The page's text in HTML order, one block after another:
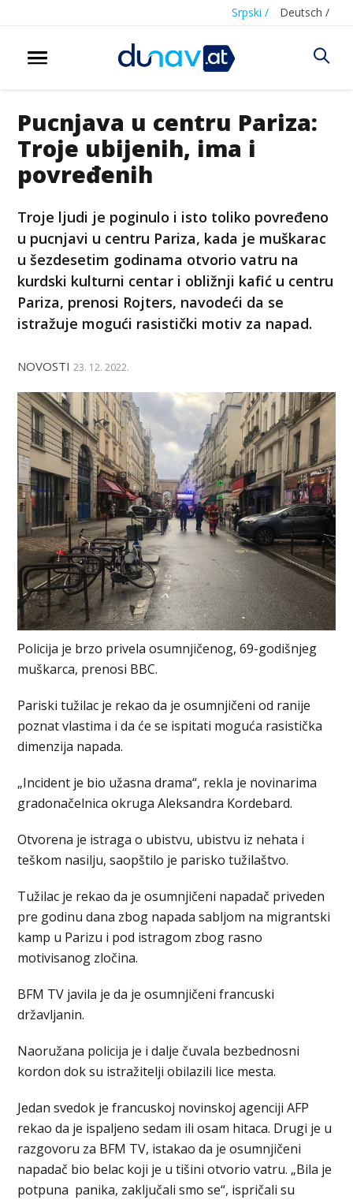
Srpski / Deutsch /
Pucnjava u centru Pariza:
Troje ubijenih, ima i
povređenih
Troje ljudi je poginulo i isto toliko povređeno
u pucnjavi u centru Pariza, kada je muškarac
u šezdesetim godinama otvorio vatru na
kurdski kulturni centar i obližnji kafić u centru
Pariza, prenosi Rojters, navodeći da se
istražuje mogući rasistički motiv za napad.
NOVOSTI 23. 12. 2022.
Policija je brzo privela osumnjičenog, 69-godišnjeg
muškarca, prenosi BBC.
Pariski tužilac je rekao da je osumnjičeni od ranije
poznat vlastima i da će se ispitati moguća rasistička
dimenzija napada.
„Incident je bio užasna drama“, rekla je novinarima
gradonačelnica okruga Aleksandra Kordebard.
Otvorena je istraga o ubistvu, ubistvu iz nehata i
teškom nasilju, saopštilo je parisko tužilaštvo.
Tužilac je rekao da je osumnjičeni napadač priveden
pre godinu dana zbog napada sabljom na migrantski
kamp u Parizu i pod istragom zbog rasno
motivisanog zločina.
BFM TV javila je da je osumnjičeni francuski
državljanin.
Naoružana policija je i dalje čuvala bezbednosni
kordon dok su istražitelji obilazili lice mesta.
Jedan svedok je francuskoj novinskoj agenciji AFP
rekao da je ispaljeno sedam ili osam hitaca. Drugi je u
razgovoru za BFM TV, istakao da je osumnjičeni
napadač bio belac koji je u tišini otvorio vatru. „Bila je
potpuna panika, zaključali smo se“, ispričali su